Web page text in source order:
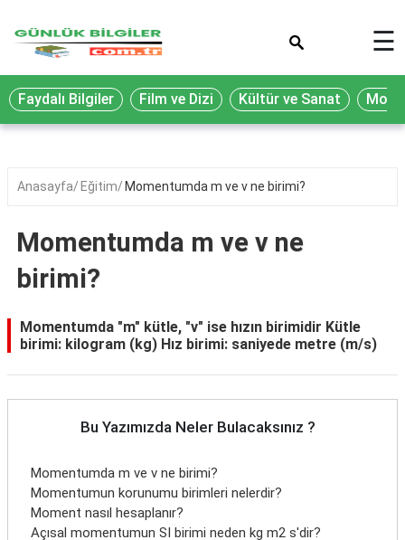
Eğitim
Ekonomi
Seyahat
Oyun
Yaşam
Hukuk
☰
Faydalı Bilgiler Film ve Dizi Kültür ve Sanat
Anasayfa Eğitim Momentumda m ve v ne birimi?
Momentumda m ve v ne
birimi?
Momentumda "m" kütle, "v" ise hızın birimidir Kütle
birimi: kilogram (kg) Hız birimi: saniyede metre (m/s)
Bu Yazımızda Neler Bulacaksınız ?
Momentumda m ve v ne birimi?
Momentumun korunumu birimleri nelerdir?
Moment nasıl hesaplanır?
Açısal momentumun SI birimi neden kg m2 s'dir?